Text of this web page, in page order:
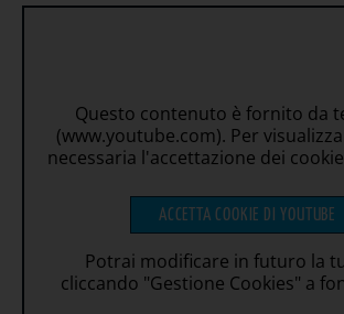
Questo contenuto è fornito da
(www.youtube.com). Per
necessaria l'accettazione dei
ACCETTA COOKIE DI YOUTUBE
Potrai modificare in futuro la
cliccando "Gestione Cookies" a